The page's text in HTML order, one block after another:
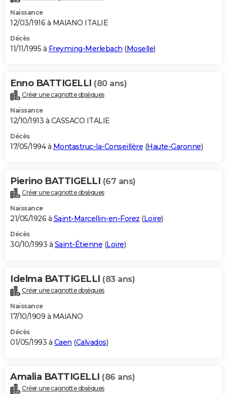
Naissance
12/03/1916 à MAIANO ITALIE
Décès
11/11/1995 à Freyming-Merlebach (Moselle)
Enno BATTIGELLI (80 ans)
Créer une cagnotte obsèques
Naissance
12/10/1913 à CASSACO ITALIE
Décès
17/05/1994 à Montastruc-la-Conseillère (Haute-Garonne)
Pierino BATTIGELLI (67 ans)
Créer une cagnotte obsèques
Naissance
21/05/1926 à Saint-Marcellin-en-Forez (Loire)
Décès
30/10/1993 à Saint-Étienne (Loire)
Idelma BATTIGELLI (83 ans)
Créer une cagnotte obsèques
Naissance
17/10/1909 à MAIANO
Décès
01/05/1993 à Caen (Calvados)
Amalia BATTIGELLI (86 ans)
Créer une cagnotte obsèques